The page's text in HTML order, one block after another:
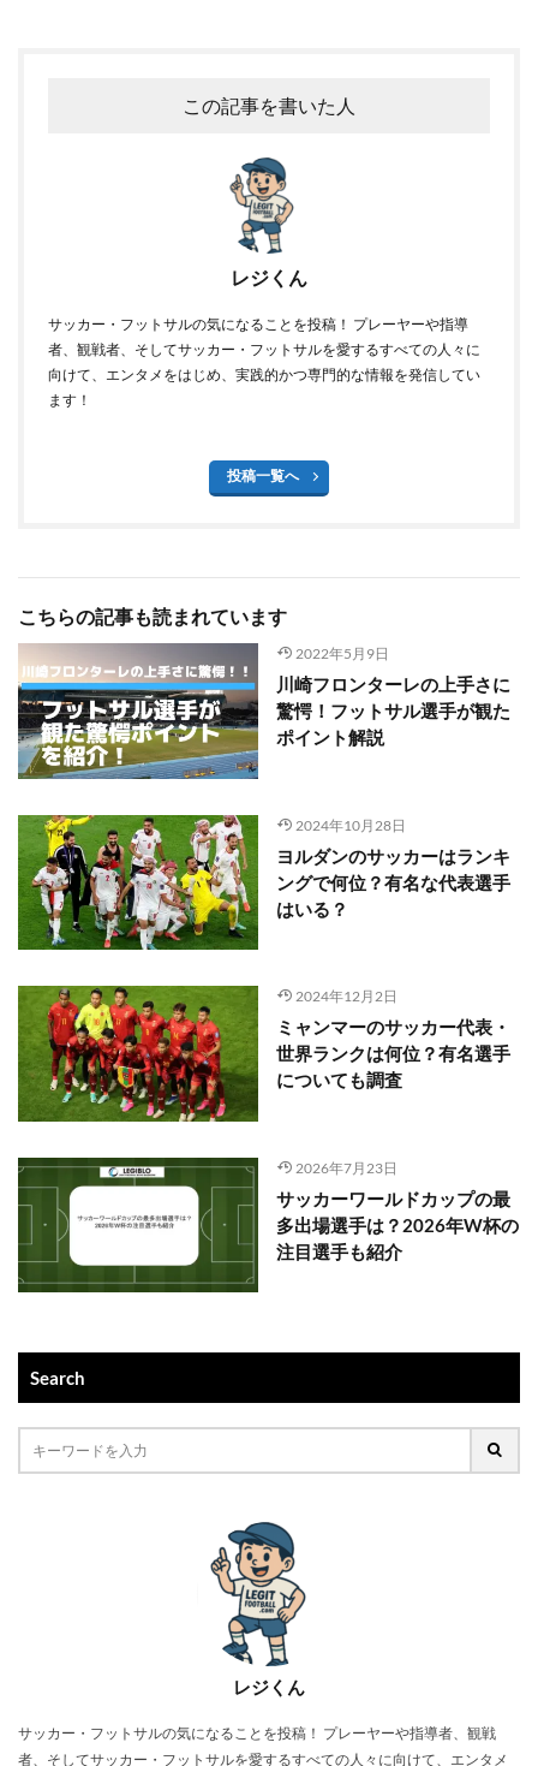
この記事を書いた人
レジくん
サッカー・フットサルの気になることを投稿！ プレーヤーや指導
者、観戦者、そしてサッカー・フットサルを愛するすべての人々に
向けて、エンタメをはじめ、実践的かつ専門的な情報を発信してい
ます！
投稿一覧へ
こちらの記事も読まれています
2022年5月9日
川崎フロンターレの上手さに
驚愕！フットサル選手が観た
ポイント解説
2024年10月28日
ヨルダンのサッカーはランキ
ングで何位？有名な代表選手
はいる？
2024年12月2日
ミャンマーのサッカー代表・
世界ランクは何位？有名選手
についても調査
2026年7月23日
サッカーワールドカップの最
多出場選手は？2026年W杯の
注目選手も紹介
Search
レジくん
サッカー・フットサルの気になることを投稿！ プレーヤーや指導者、観戦
者、そしてサッカー・フットサルを愛するすべての人々に向けて、エンタメ